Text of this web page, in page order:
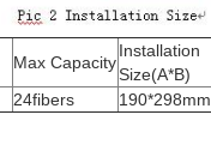
Max Capacity
Installation
Size(A*B)
24fibers 190*298mm